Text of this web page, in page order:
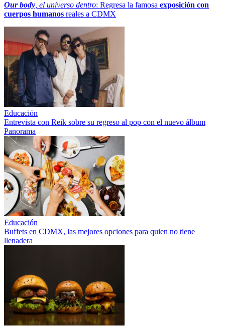
Our body , el universo dentro: Regresa la famosa exposición con
cuerpos humanos reales a CDMX
Educación
Entrevista con Reik sobre su regreso al pop con el nuevo álbum
Panorama
Educación
Buffets en CDMX, las mejores opciones para quien no tiene
llenadera